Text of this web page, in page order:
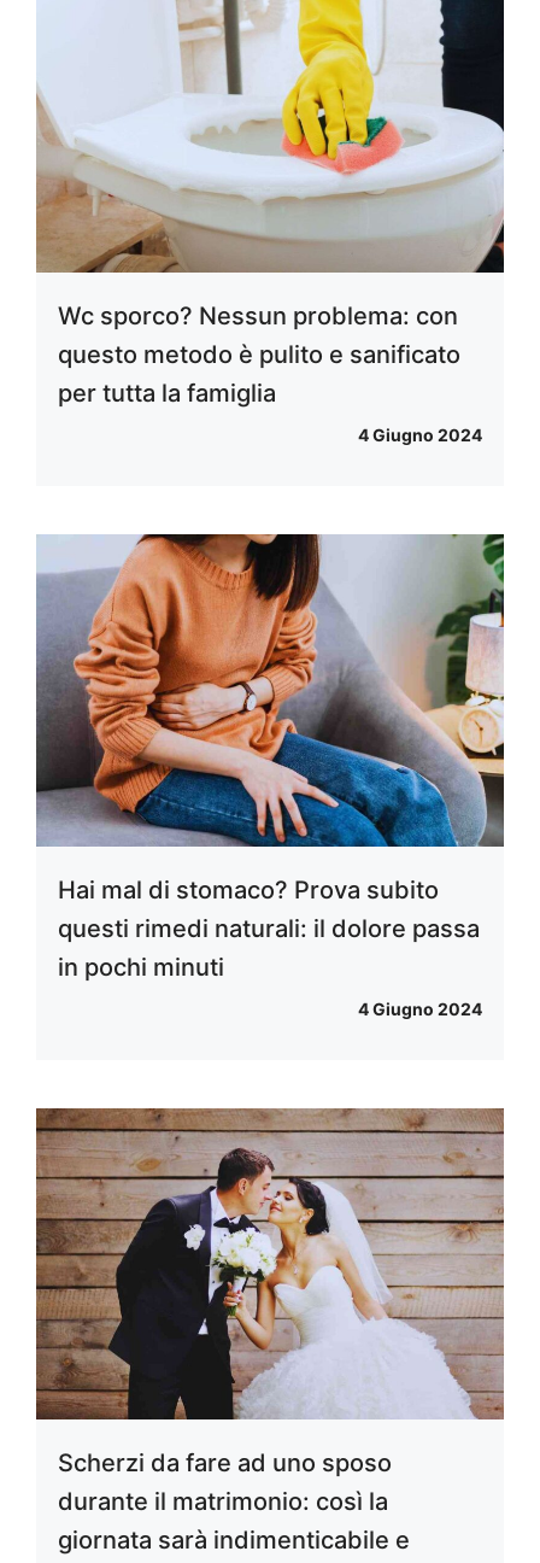
Wc sporco? Nessun problema: con
questo metodo è pulito e sanificato
per tutta la famiglia
4 Giugno 2024
Hai mal di stomaco? Prova subito
questi rimedi naturali: il dolore passa
in pochi minuti
4 Giugno 2024
Scherzi da fare ad uno sposo
durante il matrimonio: così la
giornata sarà indimenticabile e